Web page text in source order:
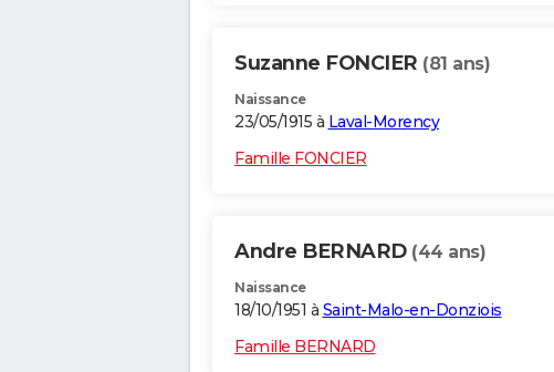
Suzanne FONCIER (81 ans)
Naissance
23/05/1915 à Laval-Morency
Famille FONCIER
Andre BERNARD (44 ans)
Naissance
18/10/1951 à Saint-Malo-en-Donziois
Famille BERNARD